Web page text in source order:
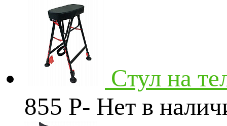
Стул на
855 P- Нет в